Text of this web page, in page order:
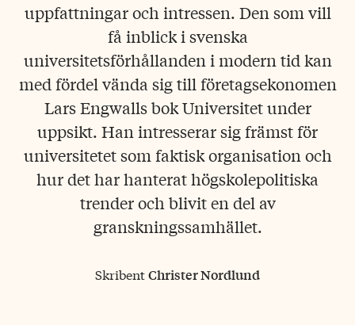
uppfattningar och intressen. Den som vill
få inblick i svenska
universitetsförhållanden i modern tid kan
med fördel vända sig till företagsekonomen
Lars Engwalls bok Universitet under
uppsikt. Han intresserar sig främst för
universitetet som faktisk organisation och
hur det har hanterat högskolepolitiska
trender och blivit en del av
granskningssamhället.
SkribentChrister Nordlund